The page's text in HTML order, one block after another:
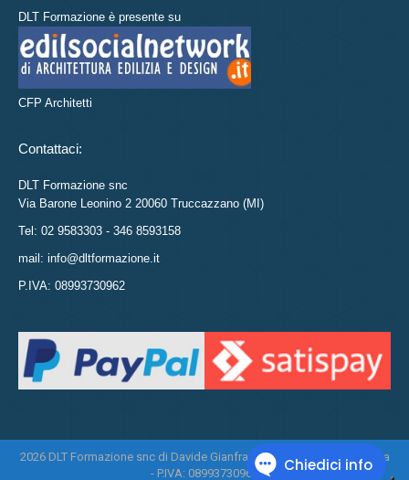
DLT Formazione è presente su
CFP Architetti
Contattaci:
DLT Formazione snc
Via Barone Leonino 2 20060 Truccazzano (MI)
Tel: 02 9583303 - 346 8593158
mail: info@dltformazione.it
P.IVA: 08993730962
2026 DLT Formazione snc di Davide Gianfranco Di Leo e Daniela Tasca
- P.IVA: 08993730962